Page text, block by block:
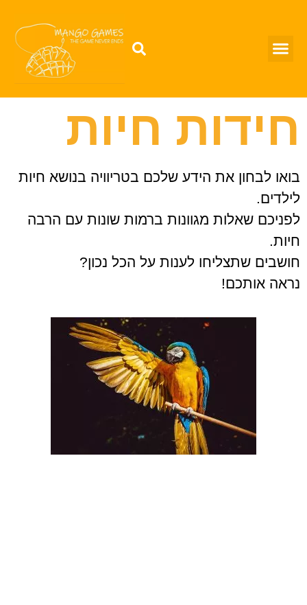
חידות חיות
בואו לבחון את הידע שלכם בטריוויה בנושא חיות
לילדים.
לפניכם שאלות מגוונות ברמות שונות עם הרבה
חיות.
חושבים שתצליחו לענות על הכל נכון?
נראה אותכם!